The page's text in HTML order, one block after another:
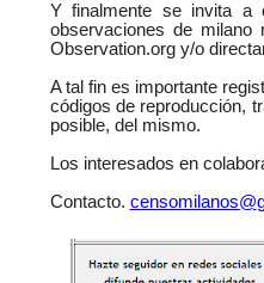
Y finalmente se invita a
observaciones de
Observation.org y/o
A tal fin es importante
códigos de reproducción,
posible, del mismo.
Los interesados en
Contacto. censomilanos@